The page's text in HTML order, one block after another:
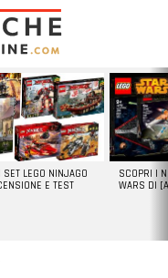
LEGO NINJAGO
E TEST
SCOPRI I
WARS DI